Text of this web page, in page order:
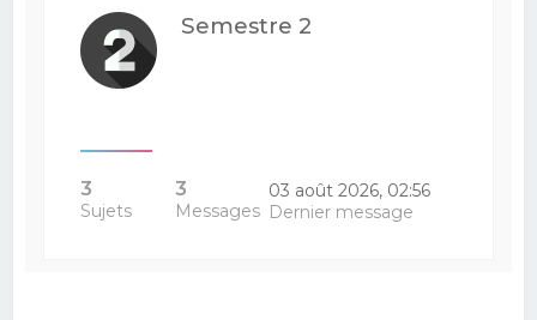
Semestre 2
3
Sujets
3
Messages
03 août 2026, 02:56
Dernier message